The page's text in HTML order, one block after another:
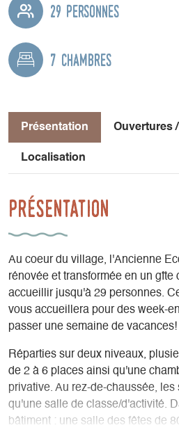
29 personnes
7 chambres
Présentation Ouvertures
Localisation
Présentation
Au coeur du village, l'Ancienne
rénovée et transformée en un gîte
accueillir jusqu'à 29 personnes.
vous accueillera pour des week-
passer une semaine de vacances!
Réparties sur deux niveaux,
de 2 à 6 places ainsi qu'une
privative. Au rez-de-chaussée,
qu'une salle de classe/d'activité.
bâtiment : une salle des fêtes de